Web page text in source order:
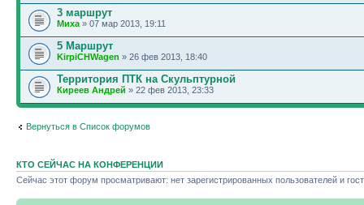
3 маршрут
Миха » 07 мар 2013, 19:11
5 Маршрут
KirpiCHWagen » 26 фев 2013, 18:40
Территория ПТК на Скульптурной
Киреев Андрей » 22 фев 2013, 23:33
Вернуться в Список форумов
КТО СЕЙЧАС НА КОНФЕРЕНЦИИ
Сейчас этот форум просматривают: нет зарегистрированных пользователей и